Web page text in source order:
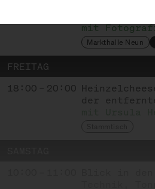
mit
Markthalle Neun
FREITAG
18:00 – 20:00
der